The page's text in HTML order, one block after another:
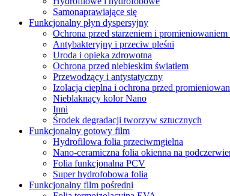
Samonaprawiające się
Funkcjonalny płyn dyspersyjny
Ochrona przed starzeniem i
Antybakteryjny i przeciw pleśni
Uroda i opieka zdrowotna
Ochrona przed niebieskim światłem
Przewodzący i antystatyczny
Izolacja cieplna i ochrona przed
Nieblaknący kolor Nano
Inni
Środek degradacji tworzyw sztucznych
Funkcjonalny gotowy film
Hydrofilowa folia przeciwmgielna
Nano-ceramiczna folia okienna na
Folia funkcjonalna PCV
Super hydrofobowa folia
Funkcjonalny film pośredni